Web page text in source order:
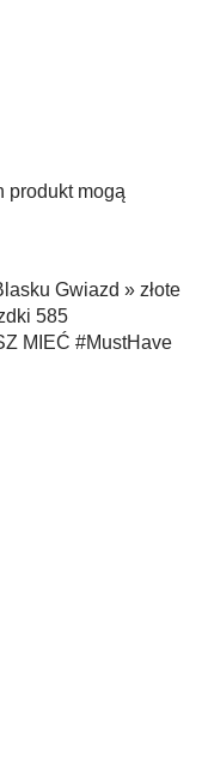
produkt mogą
Gwiazd » złote
585
MIEĆ #MustHave